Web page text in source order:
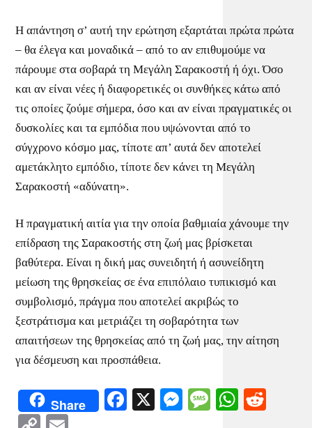
Η απάντηση σ’ αυτή την ερώτηση εξαρτάται πρώτα πρώτα
– θα έλεγα και μοναδικά – από το αν επιθυμούμε να
πάρουμε στα σοβαρά τη Μεγάλη Σαρακοστή ή όχι. Όσο
και αν είναι νέες ή διαφορετικές οι συνθήκες κάτω από
τις οποίες ζούμε σήμερα, όσο και αν είναι πραγματικές οι
δυσκολίες και τα εμπόδια που υψώνονται από το
σύγχρονο κόσμο μας, τίποτε απ’ αυτά δεν αποτελεί
αμετάκλητο εμπόδιο, τίποτε δεν κάνει τη Μεγάλη
Σαρακοστή «αδύνατη».
Η πραγματική αιτία για την οποία βαθμιαία χάνουμε την
επίδραση της Σαρακοστής στη ζωή μας βρίσκεται
βαθύτερα. Είναι η δική μας συνειδητή ή ασυνείδητη
μείωση της θρησκείας σε ένα επιπόλαιο τυπικισμό και
συμβολισμό, πράγμα που αποτελεί ακριβώς το
ξεστράτισμα και μετριάζει τη σοβαρότητα των
απαιτήσεων της θρησκείας από τη ζωή μας, την αίτηση
για δέσμευση και προσπάθεια.
Share Facebook
X Messenger
Message